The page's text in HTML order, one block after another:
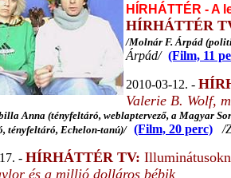
HÍRHÁTTÉR - A
HÍRHÁTTÉR
/Molnár F. Árpád
Árpád/ (Film, 11
2010-03-12. -
Valerie B. Wolf,
Anna (tényfeltáró, weblaptervező, a Magyar
tényfeltáró, Echelon-tanú)/ (Film, 20 perc) /
- HÍRHÁTTÉR TV:
és a millió dolláros bébik